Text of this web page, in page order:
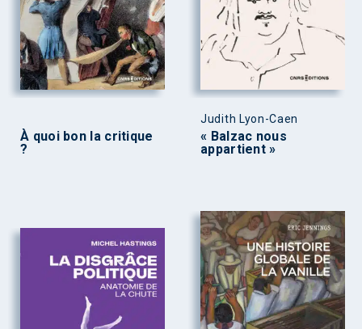
À quoi bon la critique
?
Judith Lyon-Caen
« Balzac nous
appartient »